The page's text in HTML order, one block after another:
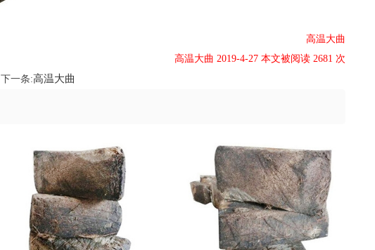
高温大曲
高温大曲 2019-4-27 本文被阅读 2681 次
下一条:高温大曲